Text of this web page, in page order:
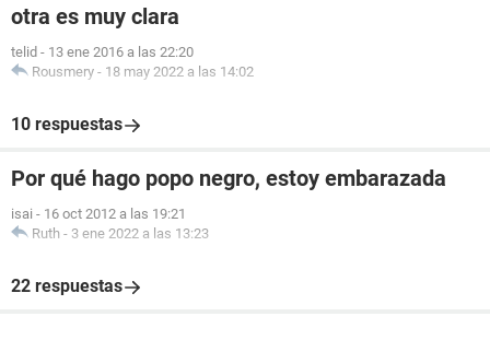
otra es muy clara
telid - 13 ene 2016 a las 22:20
Rousmery - 18 may 2022 a las 14:02
10 respuestas
Por qué hago popo negro, estoy embarazada
isai - 16 oct 2012 a las 19:21
Ruth - 3 ene 2022 a las 13:23
22 respuestas